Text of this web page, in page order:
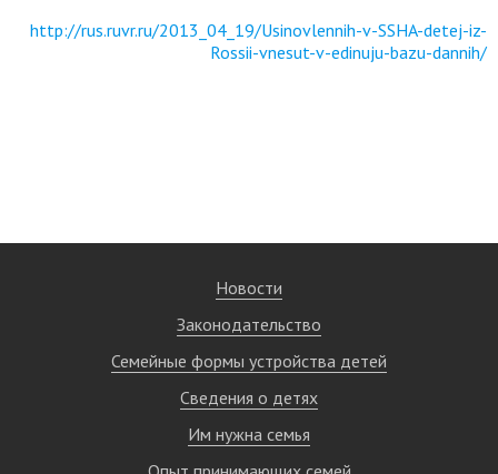
http://rus.ruvr.ru/2013_04_19/Usinovlennih-v-SSHA-detej-iz-
Rossii-vnesut-v-edinuju-bazu-dannih/
Новости
Законодательство
Семейные формы устройства детей
Сведения о детях
Им нужна семья